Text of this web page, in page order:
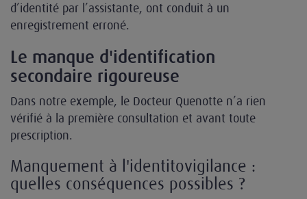
d’identité par l’assistante, ont conduit à un
enregistrement erroné.
Le manque d'identification
secondaire rigoureuse
Dans notre exemple, le Docteur Quenotte n’a rien
vérifié à la première consultation et avant toute
prescription.
Manquement à l'identitovigilance :
quelles conséquences possibles ?